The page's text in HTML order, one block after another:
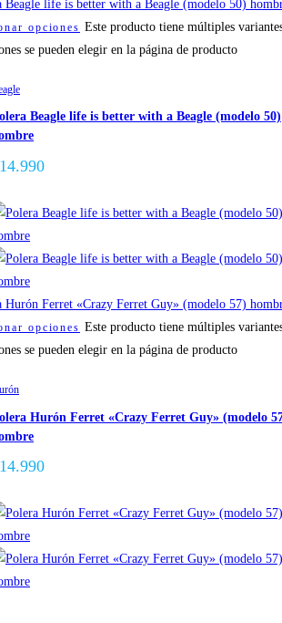
opciones Este producto tiene múltiples
se pueden elegir en la página de producto
Beagle life is better with a Beagle (modelo 50)
14.990
opciones Este producto tiene múltiples
se pueden elegir en la página de producto
Hurón Ferret «Crazy Ferret Guy» (modelo
14.990